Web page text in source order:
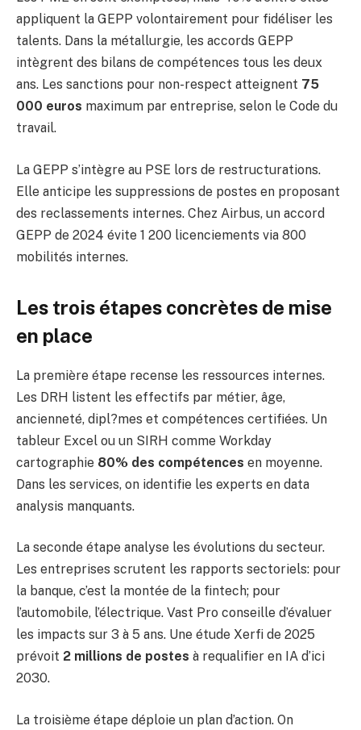
appliquent la GEPP volontairement pour fidéliser les
talents. Dans la métallurgie, les accords GEPP
intègrent des bilans de compétences tous les deux
ans. Les sanctions pour non-respect atteignent 75
000 euros maximum par entreprise, selon le Code du
travail.
La GEPP s’intègre au PSE lors de restructurations.
Elle anticipe les suppressions de postes en proposant
des reclassements internes. Chez Airbus, un accord
GEPP de 2024 évite 1 200 licenciements via 800
mobilités internes.
Les trois étapes concrètes de mise
en place
La première étape recense les ressources internes.
Les DRH listent les effectifs par métier, âge,
ancienneté, dipl?mes et compétences certifiées. Un
tableur Excel ou un SIRH comme Workday
cartographie 80% des compétences en moyenne.
Dans les services, on identifie les experts en data
analysis manquants.
La seconde étape analyse les évolutions du secteur.
Les entreprises scrutent les rapports sectoriels: pour
la banque, c’est la montée de la fintech; pour
l’automobile, l’électrique. Vast Pro conseille d’évaluer
les impacts sur 3 à 5 ans. Une étude Xerfi de 2025
prévoit 2 millions de postes à requalifier en IA d’ici
2030.
La troisième étape déploie un plan d’action. On